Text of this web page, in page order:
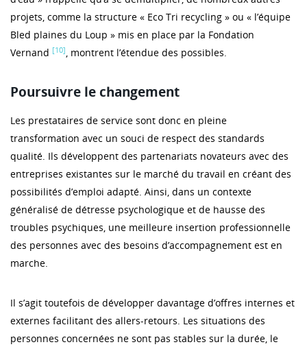
projets, comme la structure « Eco Tri recycling » ou « l’équipe
Bled plaines du Loup » mis en place par la Fondation
Vernand [10], montrent l’étendue des possibles.
Poursuivre le changement
Les prestataires de service sont donc en pleine
transformation avec un souci de respect des standards
qualité. Ils développent des partenariats novateurs avec des
entreprises existantes sur le marché du travail en créant des
possibilités d’emploi adapté. Ainsi, dans un contexte
généralisé de détresse psychologique et de hausse des
troubles psychiques, une meilleure insertion professionnelle
des personnes avec des besoins d’accompagnement est en
marche.
Il s’agit toutefois de développer davantage d’offres internes et
externes facilitant des allers-retours. Les situations des
personnes concernées ne sont pas stables sur la durée, le